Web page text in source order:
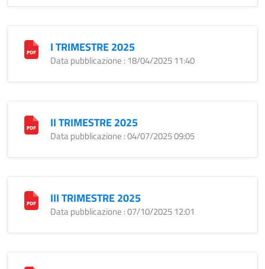
I TRIMESTRE 2025
Data pubblicazione : 18/04/2025 11:40
II TRIMESTRE 2025
Data pubblicazione : 04/07/2025 09:05
III TRIMESTRE 2025
Data pubblicazione : 07/10/2025 12:01